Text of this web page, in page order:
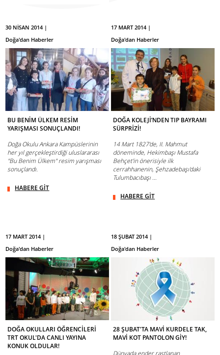
30 NİSAN 2014 |
Doğa'dan Haberler
BU BENİM ÜLKEM RESİM
YARIŞMASI SONUÇLANDI!
Doğa Okulu Ankara Kampüslerinin
her yıl gerçekleştirdiği uluslararası
"Bu Benim Ülkem" resim yarışması
sonuçlandı.
HABERE GİT
17 MART 2014 |
Doğa'dan Haberler
DOĞA KOLEJİ’NDEN TIP BAYRAMI
SÜRPRİZİ!
14 Mart 1827'de, II. Mahmut
döneminde, Hekimbaşı Mustafa
Behçet'in önerisiyle ilk
cerrahhanenin, Şehzadebaşı'daki
Tulumbacıbaşı ...
HABERE GİT
17 MART 2014 |
Doğa'dan Haberler
DOĞA OKULLARI ÖĞRENCİLERİ
TRT OKUL'DA CANLI YAYINA
KONUK OLDULAR!
18 ŞUBAT 2014 |
Doğa'dan Haberler
28 ŞUBAT'TA MAVİ KURDELE TAK,
MAVİ KOT PANTOLON GİY!